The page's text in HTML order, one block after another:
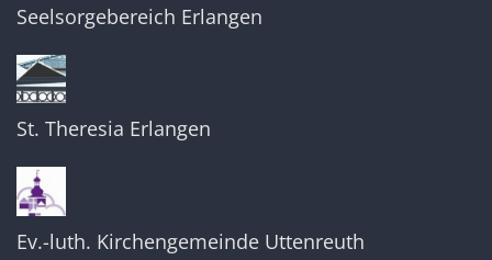
Seelsorgebereich Erlangen
St. Theresia Erlangen
Ev.-luth. Kirchengemeinde Uttenreuth